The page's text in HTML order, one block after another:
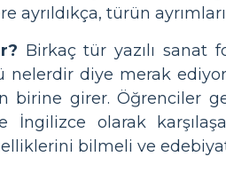
ayrıldıkça, türün
Birkaç tür yazılı sanat
nelerdir diye merak
girer. Öğrenciler
İngilizce olarak
bilmeli ve